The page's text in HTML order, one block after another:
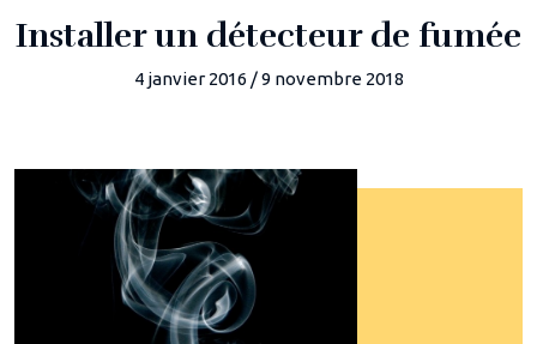
Installer un détecteur de fumée
4 janvier 2016 / 9 novembre 2018